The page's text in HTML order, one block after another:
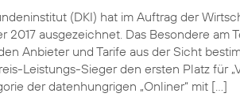
(DKI) hat im Auftrag der
2017 ausgezeichnet. Das Besondere am
Anbieter und Tarife aus der Sicht
Leistungs-Sieger den ersten Platz für
der datenhungrigen „Onliner“ mit […]